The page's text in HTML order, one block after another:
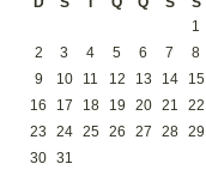
1
2
3 4 5 6 7
8
9
10 11 12 13 14
15
16
17 18 19 20 21
22
23
24 25 26 27 28 29
30 31